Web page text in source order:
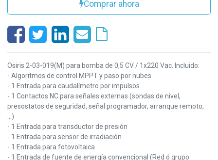
Comprar ahora
Osiris 2-03-019(M) para bomba de 0,5 CV / 1x220 Vac. Incluido:
- Algoritmos de control MPPT y paso por nubes
- 1 Entrada para caudalímetro por impulsos
- 1 Contactos NC para señales externas (sondas de nivel,
presostatos de seguridad, señal programador, arranque remoto,
...)
- 1 Entrada para transductor de presión
- 1 Entrada para sensor de irradiación
- 1 Entrada para fotovoltaica
- 1 Entrada de fuente de energía convencional (Red ó grupo